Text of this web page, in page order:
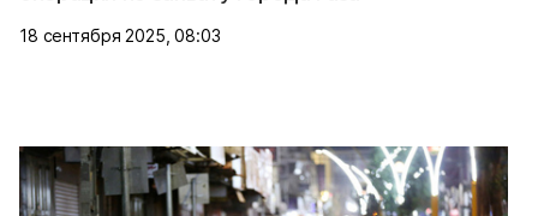
18 сентября 2025, 08:03